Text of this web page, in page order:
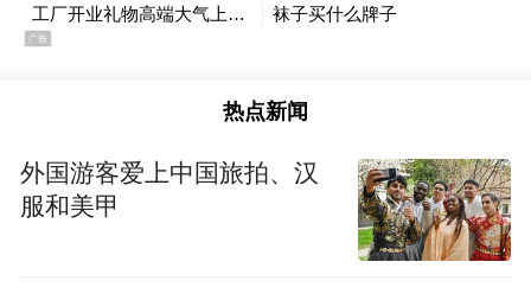
奠定了良好基础。
展览共分“龙与百合花的相遇”“紫禁城中的法
第一单元“龙与百合花的相遇”。龙是中国人
独特的文化创造和精神标识，百合花是法国
热点新闻
外国游客爱上中国旅拍、汉
服和美甲